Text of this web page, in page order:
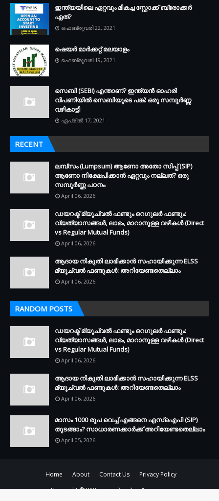
ഇന്ത്യയിലെ ഏറ്റവും മികച്ച സ്റ്റോക്ക് ബ്രോക്കർ
ഏത്?
ഫെബ്രുവരി 22, 2021
ഷെയർ മാർക്കറ്റ് മലയാളം
ഫെബ്രുവരി 19, 2021
സെബി (SEBI) എന്താണ്? ഇന്ത്യൻ ഓഹരി
വിപണിയിൽ സെബിയുടെ പങ്ക്: ഒരു സമ്പൂർണ്ണ
വഴികാട്ടി
ഏപ്രിൽ 17, 2021
RECENT
ലമ്പ്സം (Lumpsum) ആണോ അതോ സിപ്പ് (SIP)
ആണോ നിക്ഷേപിക്കാൻ ഏറ്റവും നല്ലത്? ഒരു
സമ്പൂർണ്ണ പഠനം
April 06, 2026
ഡയറക്ട് മ്യൂച്വൽ ഫണ്ടും റെഗുലർ ഫണ്ടും:
വ്യത്യാസങ്ങൾ, ലാഭം, മാറാനുള്ള വഴികൾ (Direct
vs Regular Mutual Funds)
April 06, 2026
ആദായ നികുതി ലാഭിക്കാൻ സഹായിക്കുന്ന ELSS
മ്യൂച്വൽ ഫണ്ടുകൾ: അറിയേണ്ടതെല്ലാം
April 06, 2026
RANDOM POSTS
ഡയറക്ട് മ്യൂച്വൽ ഫണ്ടും റെഗുലർ ഫണ്ടും:
വ്യത്യാസങ്ങൾ, ലാഭം, മാറാനുള്ള വഴികൾ (Direct
vs Regular Mutual Funds)
April 06, 2026
ആദായ നികുതി ലാഭിക്കാൻ സഹായിക്കുന്ന ELSS
മ്യൂച്വൽ ഫണ്ടുകൾ: അറിയേണ്ടതെല്ലാം
April 06, 2026
മാസം 1000 രൂപ വെച്ച് എങ്ങനെ എസ്ഐപി (SIP)
തുടങ്ങാം? സാധാരണക്കാർക്ക് അറിയേണ്ടതെല്ലാം
April 05, 2026
Home About Contact Us
Privacy Policy
Copyright ©2026ഷെയർ മാർക്കറ്റ് മലയാളം